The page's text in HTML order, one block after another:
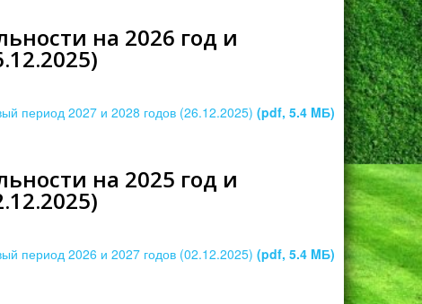
на 2026 год и
период 2027 и 2028 годов (26.12.2025) (pdf, 5.4 MБ)
на 2025 год и
период 2026 и 2027 годов (02.12.2025) (pdf, 5.4 MБ)